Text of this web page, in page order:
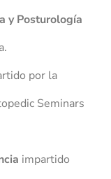
y Posturología
por la
Seminars
impartido